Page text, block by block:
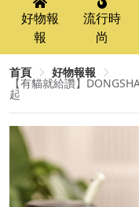
好物報
報
流行時
尚
首頁 好物報報
【有貓就給讚】
起